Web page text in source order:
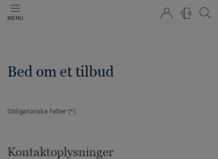
MENU
0
Bed om et tilbud
Obligatoriske felter (*)
Kontaktoplysninger